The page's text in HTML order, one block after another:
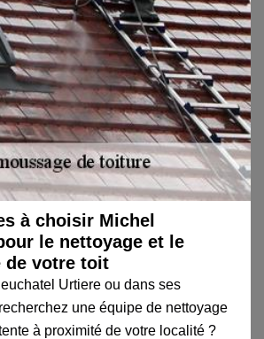
à choisir Michel
le nettoyage et le
de votre toit
Urtiere ou dans ses
une équipe de nettoyage
à proximité de votre localité ?